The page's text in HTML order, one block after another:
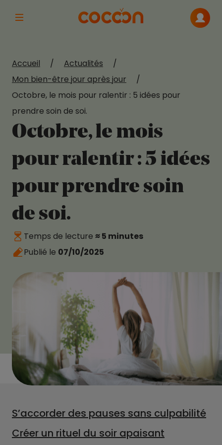
Afficher la navigation principale
Me
Accueil / Actualités
/
Mon bien-être jour après jour
/
Octobre, le mois pour ralentir : 5 idées pour
prendre soin de soi.
Octobre, le mois
pour ralentir : 5 idées
pour prendre soin
de soi.
Temps de lecture ≈ 5 minutes
Publié le 07/10/2025
S’accorder des pauses sans culpabilité
Créer un rituel du soir apaisant